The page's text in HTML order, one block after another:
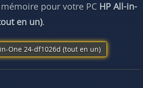
pour votre PC HP All-in-
en un).
One 24-df1026d (tout en un)